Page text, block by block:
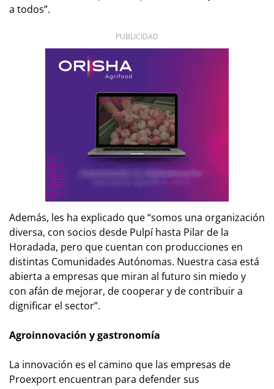
a todos”.
PUBLICIDAD
Además, les ha explicado que “somos una organización
diversa, con socios desde Pulpí hasta Pilar de la
Horadada, pero que cuentan con producciones en
distintas Comunidades Autónomas. Nuestra casa está
abierta a empresas que miran al futuro sin miedo y
con afán de mejorar, de cooperar y de contribuir a
dignificar el sector”.
Agroinnovación y gastronomía
La innovación es el camino que las empresas de
Proexport encuentran para defender sus